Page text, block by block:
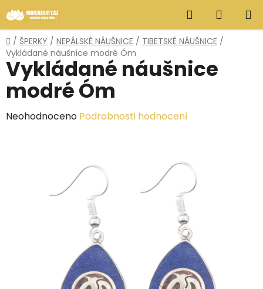
na
obsah
Hledat
KOŠÍK
Domů
/ ŠPERKY / NEPÁLSKÉ NÁUŠNICE / TIBETSKÉ NÁUŠNICE /
Vykládané náušnice modré Óm
Vykládané náušnice
modré Óm
Průměrné
Neohodnoceno Podrobnosti hodnocení